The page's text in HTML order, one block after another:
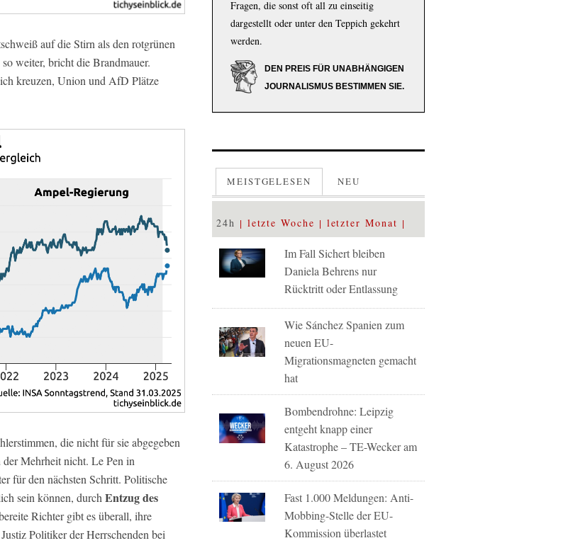
auf die Stirn als den rotgrünen
weiter, bricht die Brandmauer.
kreuzen, Union und AfD Plätze
die nicht für sie abgegeben
Mehrheit nicht. Le Pen in
für den nächsten Schritt. Politische
sein können, durch Entzug des
Richter gibt es überall, ihre
Politiker der Herrschenden bei
Fragen, die sonst oft all zu einseitig
dargestellt oder unter den Teppich gekehrt
werden.
DEN PREIS FÜR UNABHÄNGIGEN
JOURNALISMUS BESTIMMEN SIE.
MEISTGELESEN NEU
24h letzte Woche letzter Monat
Im Fall Sichert bleiben
Daniela Behrens nur
Rücktritt oder Entlassung
Wie Sánchez Spanien zum
neuen EU-
Migrationsmagneten gemacht
hat
Bombendrohne: Leipzig
entgeht knapp einer
Katastrophe – TE-Wecker am
6. August 2026
Fast 1.000 Meldungen: Anti-
Mobbing-Stelle der EU-
Kommission überlastet